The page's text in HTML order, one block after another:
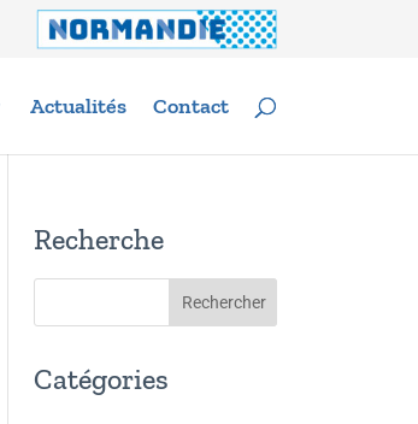
Actualités Contact
Recherche
Catégories